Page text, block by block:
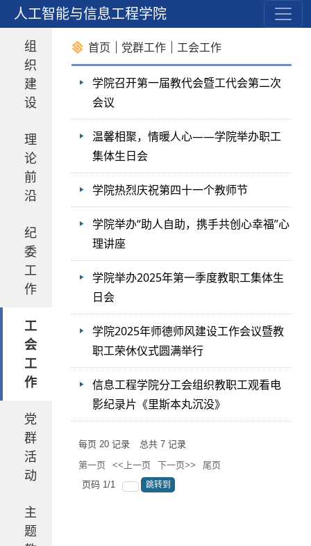
人工智能与信息工程学院
作
组
织
建
设
理
论
前
沿
纪
委
工
作
工
会
工
作
党
群
活
动
主
题
首页 党群工作 工会工作
学院召开第一届教代会暨工代会第二次
会议
温馨相聚，情暖人心——学院举办职工
集体生日会
学院热烈庆祝第四十一个教师节
学院举办“助人自助，携手共创心幸福”心
理讲座
学院举办2025年第一季度教职工集体生
日会
学院2025年师德师风建设工作会议暨教
职工荣休仪式圆满举行
信息工程学院分工会组织教职工观看电
影纪录片《里斯本丸沉没》
每页 20记录 总共 7记录
第一页
<<上一页 下一页>>
尾页
页码 1/1 跳转到